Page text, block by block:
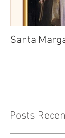
Santa
Posts